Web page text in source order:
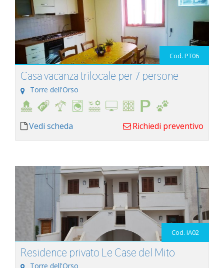
Cod. PT06
Casa vacanza trilocale per 7 persone
Torre dell'Orso
Vedi scheda Richiedi preventivo
Cod. IA02
Residence privato Le Case del Mito
Torre dell'Orso